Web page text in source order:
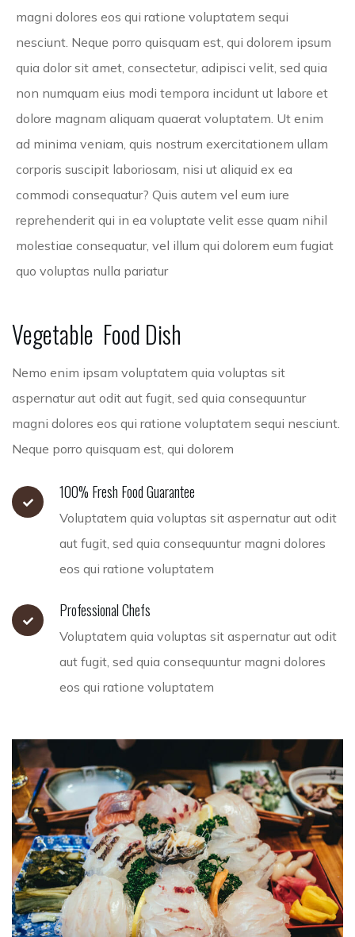
magni dolores eos qui ratione voluptatem sequi
nesciunt. Neque porro quisquam est, qui dolorem ipsum
quia dolor sit amet, consectetur, adipisci velit, sed quia
non numquam eius modi tempora incidunt ut labore et
dolore magnam aliquam quaerat voluptatem. Ut enim
ad minima veniam, quis nostrum exercitationem ullam
corporis suscipit laboriosam, nisi ut aliquid ex ea
commodi consequatur? Quis autem vel eum iure
reprehenderit qui in ea voluptate velit esse quam nihil
molestiae consequatur, vel illum qui dolorem eum fugiat
quo voluptas nulla pariatur
Vegetable Food Dish
Nemo enim ipsam voluptatem quia voluptas sit
aspernatur aut odit aut fugit, sed quia consequuntur
magni dolores eos qui ratione voluptatem sequi nesciunt.
Neque porro quisquam est, qui dolorem
100% Fresh Food Guarantee
Voluptatem quia voluptas sit aspernatur aut odit
aut fugit, sed quia consequuntur magni dolores
eos qui ratione voluptatem
Professional Chefs
Voluptatem quia voluptas sit aspernatur aut odit
aut fugit, sed quia consequuntur magni dolores
eos qui ratione voluptatem